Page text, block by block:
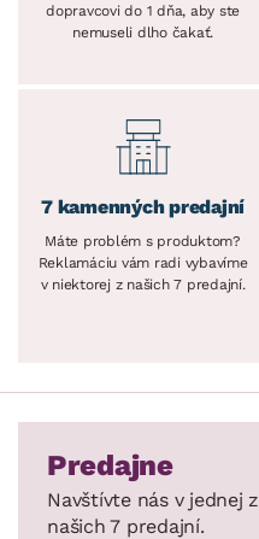
dopravcovi do 1 dňa, aby ste
nemuseli dlho čakať.
7 kamenných predajní
Máte problém s produktom?
Reklamáciu vám radi vybavíme
v niektorej z našich 7 predajní.
Predajne
Navštívte nás v jednej z
našich 7 predajní.